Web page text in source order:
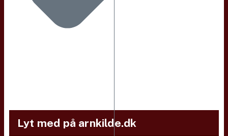
Lyt med på arnkilde.dk